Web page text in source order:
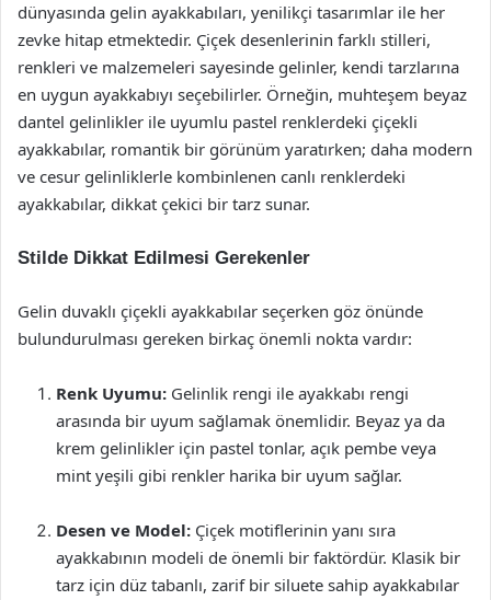
dünyasında gelin ayakkabıları, yenilikçi tasarımlar ile her
zevke hitap etmektedir. Çiçek desenlerinin farklı stilleri,
renkleri ve malzemeleri sayesinde gelinler, kendi tarzlarına
en uygun ayakkabıyı seçebilirler. Örneğin, muhteşem beyaz
dantel gelinlikler ile uyumlu pastel renklerdeki çiçekli
ayakkabılar, romantik bir görünüm yaratırken; daha modern
ve cesur gelinliklerle kombinlenen canlı renklerdeki
ayakkabılar, dikkat çekici bir tarz sunar.
Stilde Dikkat Edilmesi Gerekenler
Gelin duvaklı çiçekli ayakkabılar seçerken göz önünde
bulundurulması gereken birkaç önemli nokta vardır:
Renk Uyumu: Gelinlik rengi ile ayakkabı rengi
arasında bir uyum sağlamak önemlidir. Beyaz ya da
krem gelinlikler için pastel tonlar, açık pembe veya
mint yeşili gibi renkler harika bir uyum sağlar.
Desen ve Model: Çiçek motiflerinin yanı sıra
ayakkabının modeli de önemli bir faktördür. Klasik bir
tarz için düz tabanlı, zarif bir siluete sahip ayakkabılar